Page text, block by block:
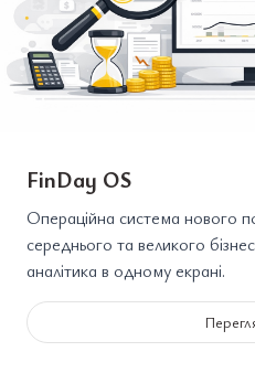
FinDay OS
Операційна система нового
середнього та великого
аналітика в одному екрані.